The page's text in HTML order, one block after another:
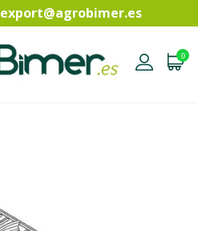
export@agrobimer.es
0